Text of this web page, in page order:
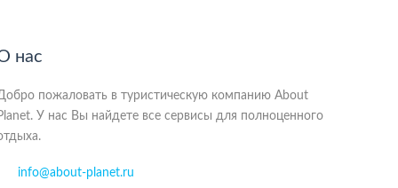
нас
пожаловать в туристическую компанию About
У нас Вы найдете все сервисы для полноценного
info@about-planet.ru